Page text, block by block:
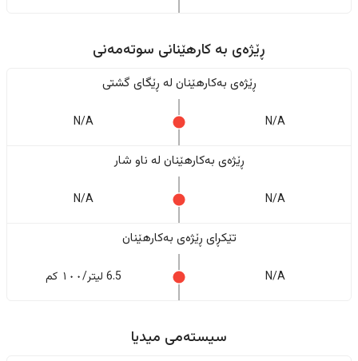
ڕێژەى به کارهێنانی سوتەمەنی
ڕێژەى بەکارهێنان له ڕێگای گشتی
N/A
N/A
ڕێژەى بەکارهێنان له ناو شار
N/A
N/A
تێکڕای ڕێژەى بەکارهێنان
N/A 6.5 لیتر/١٠٠ کم
سیستەمی میدیا